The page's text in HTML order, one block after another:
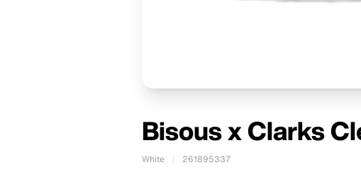
Bisous x Clarks
White 261895337